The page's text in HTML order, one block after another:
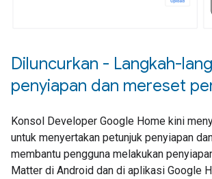
Diluncurkan - Langkah-
penyiapan dan mereset
Konsol Developer Google Home kini
untuk menyertakan petunjuk penyiapan
membantu pengguna melakukan
Matter di Android dan di aplikasi Google